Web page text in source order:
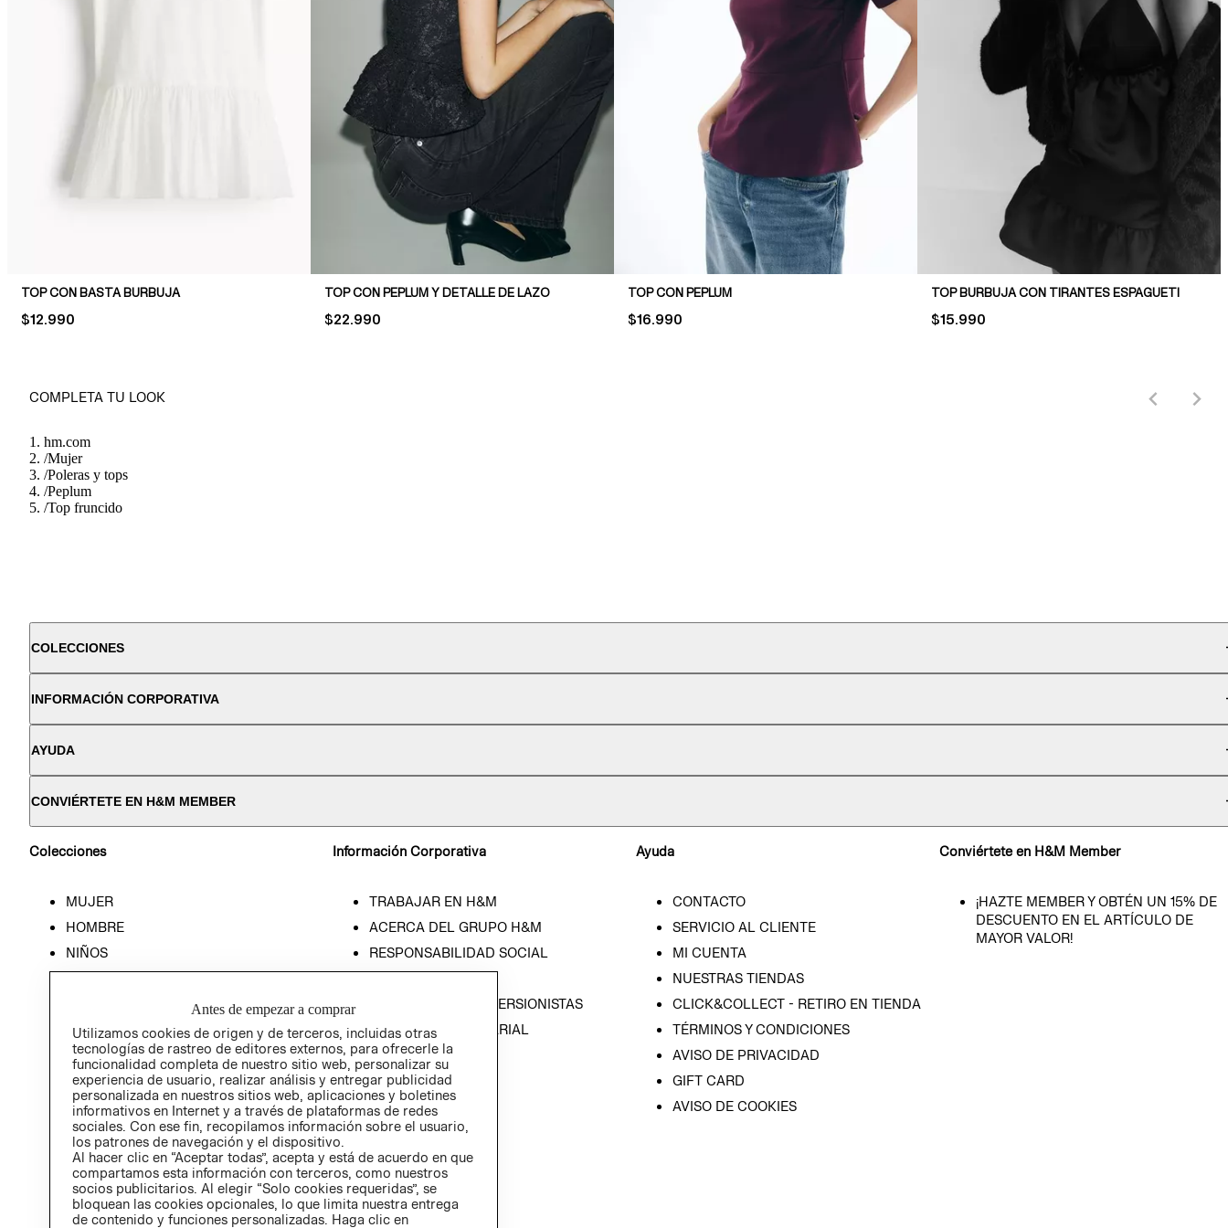
TOP CON BASTA BURBUJA
PRICE:
$12.990
TOP CON PEPLUM Y DETALLE DE LAZO
PRICE:
$22.990
TOP CON PEPLUM
PRICE:
$16.990
TOP BURBUJA CON TIRANTES ESPAGUETI
PRICE:
$15.990
COMPLETA TU LOOK
hm.com
/Mujer
/Poleras y tops
/Peplum
/Top fruncido
COLECCIONES
INFORMACIÓN CORPORATIVA
AYUDA
CONVIÉRTETE EN H&M MEMBER
Colecciones
MUJER
HOMBRE
NIÑOS
Información Corporativa
TRABAJAR EN H&M
ACERCA DEL GRUPO H&M
RESPONSABILIDAD SOCIAL
RELACIÓN CON INVERSIONISTAS
POLÍTICA EMPRESARIAL
Ayuda
CONTACTO
SERVICIO AL CLIENTE
MI CUENTA
NUESTRAS TIENDAS
CLICK&COLLECT - RETIRO EN TIENDA
TÉRMINOS Y CONDICIONES
AVISO DE PRIVACIDAD
GIFT CARD
AVISO DE COOKIES
Conviértete en H&M Member
¡HAZTE MEMBER Y OBTÉN UN 15% DE
DESCUENTO EN EL ARTÍCULO DE
MAYOR VALOR!
Antes de empezar a comprar
Utilizamos cookies de origen y de terceros, incluidas otras
tecnologías de rastreo de editores externos, para ofrecerle la
funcionalidad completa de nuestro sitio web, personalizar su
experiencia de usuario, realizar análisis y entregar publicidad
personalizada en nuestros sitios web, aplicaciones y boletines
informativos en Internet y a través de plataformas de redes
sociales. Con ese fin, recopilamos información sobre el usuario,
los patrones de navegación y el dispositivo.
Al hacer clic en “Aceptar todas”, acepta y está de acuerdo en que
compartamos esta información con terceros, como nuestros
socios publicitarios. Al elegir “Solo cookies requeridas”, se
bloquean las cookies opcionales, lo que limita nuestra entrega
de contenido y funciones personalizadas. Haga clic en